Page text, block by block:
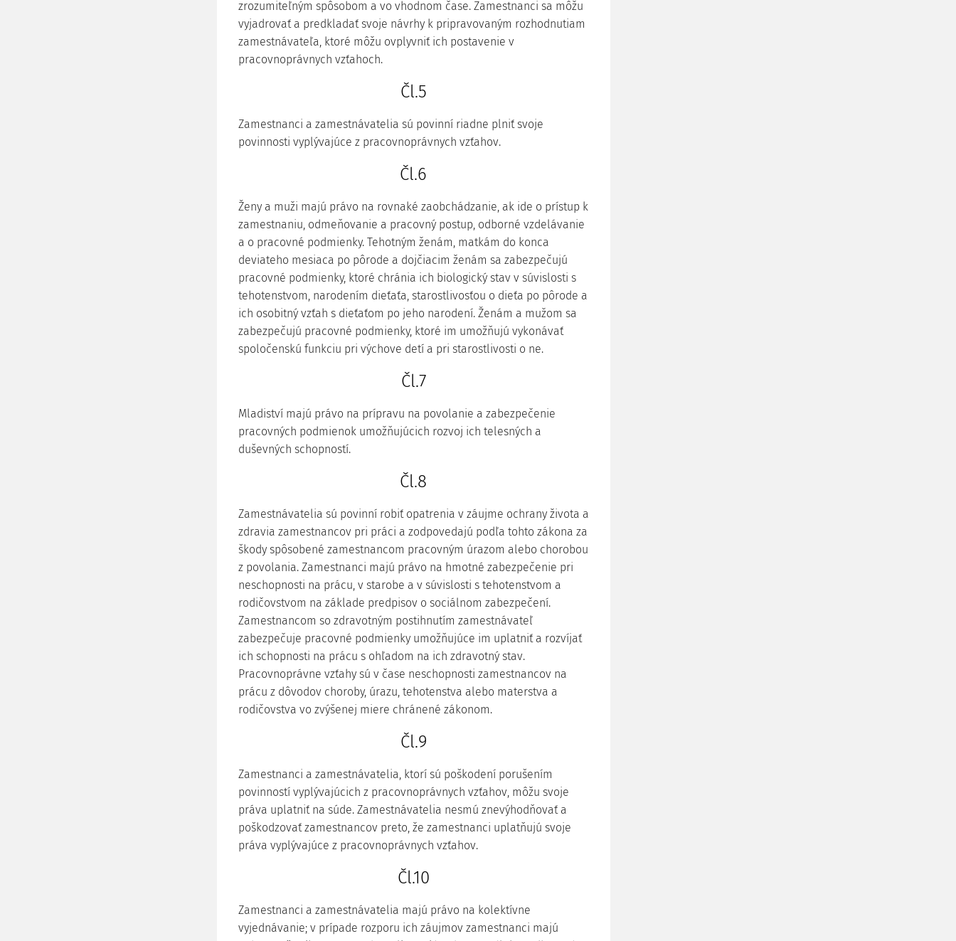
zrozumiteľným spôsobom a vo vhodnom čase. Zamestnanci sa môžu
vyjadrovať a predkladať svoje návrhy k pripravovaným rozhodnutiam
zamestnávateľa, ktoré môžu ovplyvniť ich postavenie v
pracovnoprávnych vzťahoch.
Čl.5
Zamestnanci a zamestnávatelia sú povinní riadne plniť svoje
povinnosti vyplývajúce z pracovnoprávnych vzťahov.
Čl.6
Ženy a muži majú právo na rovnaké zaobchádzanie, ak ide o prístup k
zamestnaniu, odmeňovanie a pracovný postup, odborné vzdelávanie
a o pracovné podmienky. Tehotným ženám, matkám do konca
deviateho mesiaca po pôrode a dojčiacim ženám sa zabezpečujú
pracovné podmienky, ktoré chránia ich biologický stav v súvislosti s
tehotenstvom, narodením dieťaťa, starostlivosťou o dieťa po pôrode a
ich osobitný vzťah s dieťaťom po jeho narodení. Ženám a mužom sa
zabezpečujú pracovné podmienky, ktoré im umožňujú vykonávať
spoločenskú funkciu pri výchove detí a pri starostlivosti o ne.
Čl.7
Mladiství majú právo na prípravu na povolanie a zabezpečenie
pracovných podmienok umožňujúcich rozvoj ich telesných a
duševných schopností.
Čl.8
Zamestnávatelia sú povinní robiť opatrenia v záujme ochrany života a
zdravia zamestnancov pri práci a zodpovedajú podľa tohto zákona za
škody spôsobené zamestnancom pracovným úrazom alebo chorobou
z povolania. Zamestnanci majú právo na hmotné zabezpečenie pri
neschopnosti na prácu, v starobe a v súvislosti s tehotenstvom a
rodičovstvom na základe predpisov o sociálnom zabezpečení.
Zamestnancom so zdravotným postihnutím zamestnávateľ
zabezpečuje pracovné podmienky umožňujúce im uplatniť a rozvíjať
ich schopnosti na prácu s ohľadom na ich zdravotný stav.
Pracovnoprávne vzťahy sú v čase neschopnosti zamestnancov na
prácu z dôvodov choroby, úrazu, tehotenstva alebo materstva a
rodičovstva vo zvýšenej miere chránené zákonom.
Čl.9
Zamestnanci a zamestnávatelia, ktorí sú poškodení porušením
povinností vyplývajúcich z pracovnoprávnych vzťahov, môžu svoje
práva uplatniť na súde. Zamestnávatelia nesmú znevýhodňovať a
poškodzovať zamestnancov preto, že zamestnanci uplatňujú svoje
práva vyplývajúce z pracovnoprávnych vzťahov.
Čl.10
Zamestnanci a zamestnávatelia majú právo na kolektívne
vyjednávanie; v prípade rozporu ich záujmov zamestnanci majú